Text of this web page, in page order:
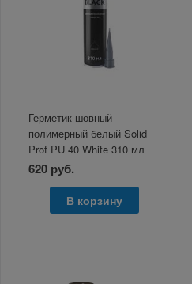
Герметик шовный
полимерный белый Solid
Prof PU 40 White 310 мл
620 руб.
В корзину